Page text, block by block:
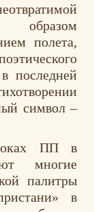
образом
полета,
последней
символ –
ПП в
многие
палитры
в